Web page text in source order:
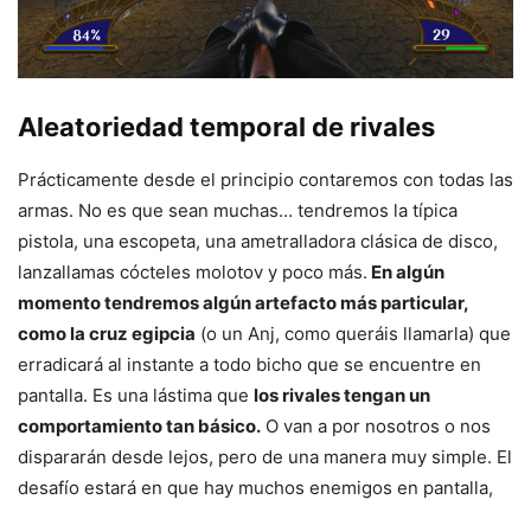
Aleatoriedad temporal de rivales
Prácticamente desde el principio contaremos con todas las
armas. No es que sean muchas… tendremos la típica
pistola, una escopeta, una ametralladora clásica de disco,
lanzallamas cócteles molotov y poco más. En algún
momento tendremos algún artefacto más particular,
como la cruz egipcia (o un Anj, como queráis llamarla) que
erradicará al instante a todo bicho que se encuentre en
pantalla. Es una lástima que los rivales tengan un
comportamiento tan básico. O van a por nosotros o nos
dispararán desde lejos, pero de una manera muy simple. El
desafío estará en que hay muchos enemigos en pantalla,